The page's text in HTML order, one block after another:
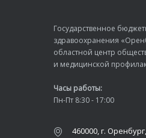
Государственное
здравоохранения
областной центр
и медицинской
Часы работы:
Пн-Пт 8:30 - 17:00
460000, г.